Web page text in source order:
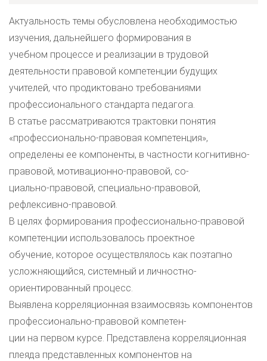
Актуальность темы обусловлена необходимостью
изучения, дальнейшего формирования в
учебном процессе и реализации в трудовой
деятельности правовой компетенции будущих
учителей, что продиктовано требованиями
профессионального стандарта педагога.
В статье рассматриваются трактовки понятия
«профессионально-правовая компетенция»,
определены ее компоненты, в частности когнитивно-
правовой, мотивационно-правовой, со-
циально-правовой, специально-правовой,
рефлексивно-правовой.
В целях формирования профессионально-правовой
компетенции использовалось проектное
обучение, которое осуществлялось как поэтапно
усложняющийся, системный и личностно-
ориентированный процесс.
Выявлена корреляционная взаимосвязь компонентов
профессионально-правовой компетен-
ции на первом курсе. Представлена корреляционная
плеяда представленных компонентов на